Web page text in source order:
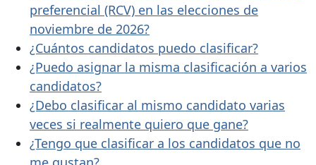
preferencial (RCV) en las elecciones de
noviembre de 2026?
¿Cuántos candidatos puedo clasificar?
¿Puedo asignar la misma clasificación a varios
candidatos?
¿Debo clasificar al mismo candidato varias
veces si realmente quiero que gane?
¿Tengo que clasificar a los candidatos que no